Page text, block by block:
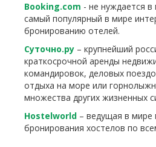
Booking.com - не нуждается в
самый популярный в мире
бронированию отелей.
Суточно.ру – крупнейший
краткосрочной аренды
командировок, деловых
отдыха на море или
множества других жизненных
Hostelworld – ведущая в
бронирования хостелов по